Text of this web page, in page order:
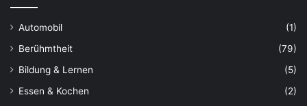
Automobil
(1)
Berühmtheit
(79)
Bildung & Lernen
(5)
Essen & Kochen
(2)